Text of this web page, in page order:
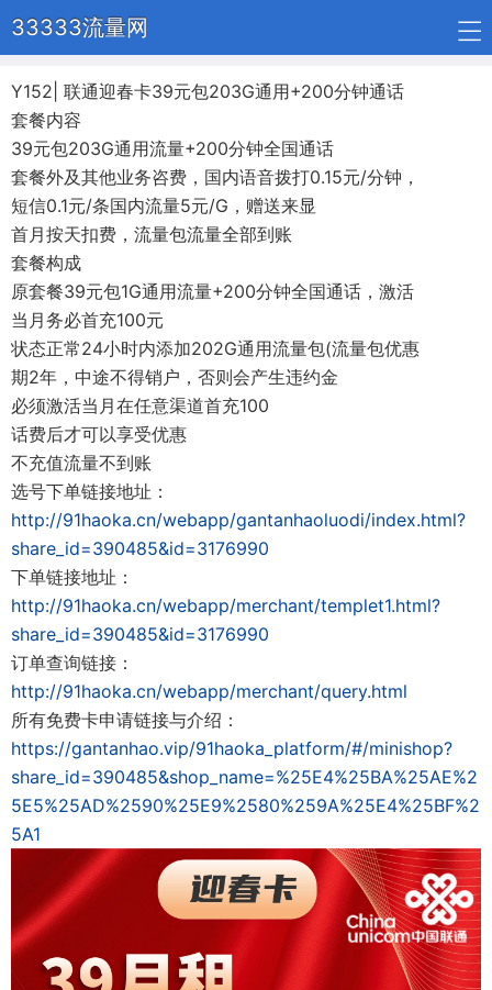
33333流量网
Y152| 联通迎春卡39元包203G通用+200分钟通话
套餐内容
39元包203G通用流量+200分钟全国通话
套餐外及其他业务咨费，国内语音拨打0.15元/分钟，
短信0.1元/条国内流量5元/G，赠送来显
首月按天扣费，流量包流量全部到账
套餐构成
原套餐39元包1G通用流量+200分钟全国通话，激活
当月务必首充100元
状态正常24小时内添加202G通用流量包(流量包优惠
期2年，中途不得销户，否则会产生违约金
必须激活当月在任意渠道首充100
话费后才可以享受优惠
不充值流量不到账
选号下单链接地址：
http://91haoka.cn/webapp/gantanhaoluodi/index.html?
share_id=390485&id=3176990
下单链接地址：
http://91haoka.cn/webapp/merchant/templet1.html?
share_id=390485&id=3176990
订单查询链接：
http://91haoka.cn/webapp/merchant/query.html
所有免费卡申请链接与介绍：
https://gantanhao.vip/91haoka_platform/#/minishop?
share_id=390485&shop_name=%25E4%25BA%25AE%2
5E5%25AD%2590%25E9%2580%259A%25E4%25BF%2
5A1